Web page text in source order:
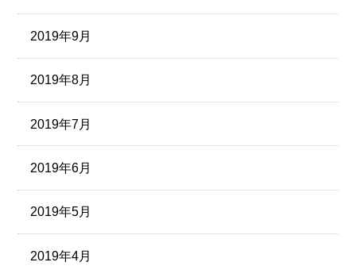
2019年9月
2019年8月
2019年7月
2019年6月
2019年5月
2019年4月